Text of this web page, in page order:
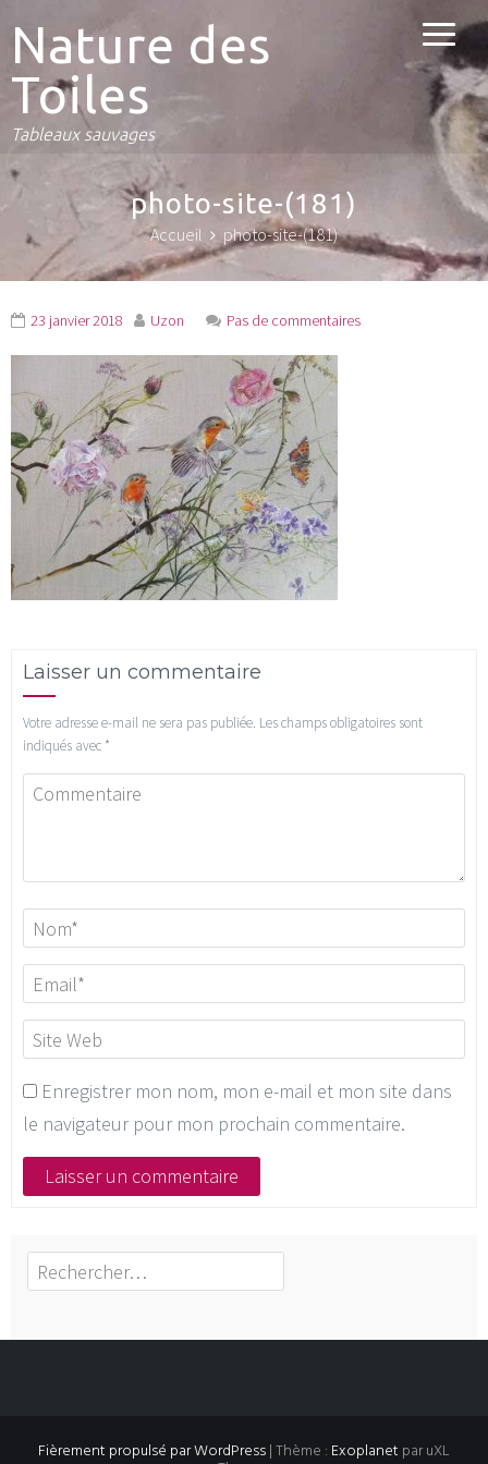
Nature des
Toiles
Tableaux sauvages
photo-site-(181)
Accueil photo-site-(181)
23 janvier 2018 Uzon Pas de commentaires
Laisser un commentaire
Votre adresse e-mail ne sera pas publiée. Les champs obligatoires sont
indiqués avec *
Enregistrer mon nom, mon e-mail et mon site dans
le navigateur pour mon prochain commentaire.
Rechercher :
Fièrement propulsé par WordPress|Thème : Exoplanet par uXL